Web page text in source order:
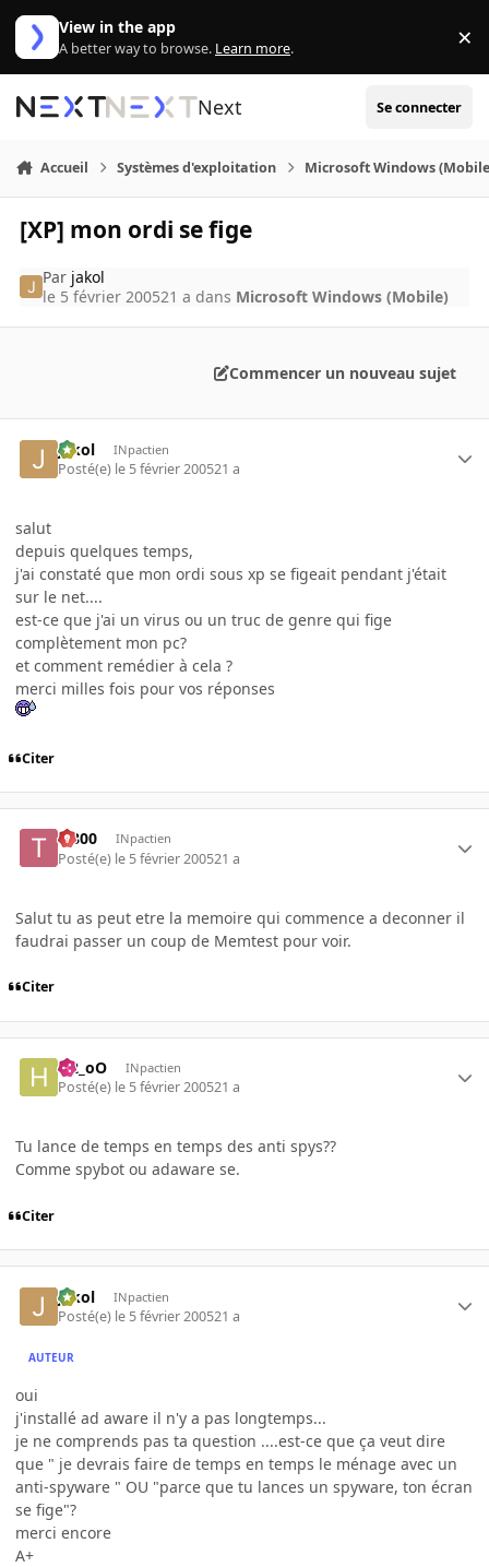
Aller au contenu
View in the app
A better way to browse. Learn more. ×
Next Se connecter
Accueil Systèmes d'exploitation Microsoft Windows
[XP] mon ordi se fige
Par jakol
le 5 février 200521 a dans Microsoft Windows (Mobile)
Commencer un nouveau sujet
jakol INpactien
Posté(e) le 5 février 200521 a
salut
depuis quelques temps,
j'ai constaté que mon ordi sous xp se figeait pendant j'était
sur le net....
est-ce que j'ai un virus ou un truc de genre qui fige
complètement mon pc?
et comment remédier à cela ?
merci milles fois pour vos réponses
Citer
T-800 INpactien
Posté(e) le 5 février 200521 a
Salut tu as peut etre la memoire qui commence a deconner il
faudrai passer un coup de Memtest pour voir.
Citer
H2_oO INpactien
Posté(e) le 5 février 200521 a
Tu lance de temps en temps des anti spys??
Comme spybot ou adaware se.
Citer
jakol INpactien
Posté(e) le 5 février 200521 a
AUTEUR
oui
j'installé ad aware il n'y a pas longtemps...
je ne comprends pas ta question ....est-ce que ça veut dire
que " je devrais faire de temps en temps le ménage avec un
anti-spyware " OU "parce que tu lances un spyware, ton écran
se fige"?
merci encore
A+